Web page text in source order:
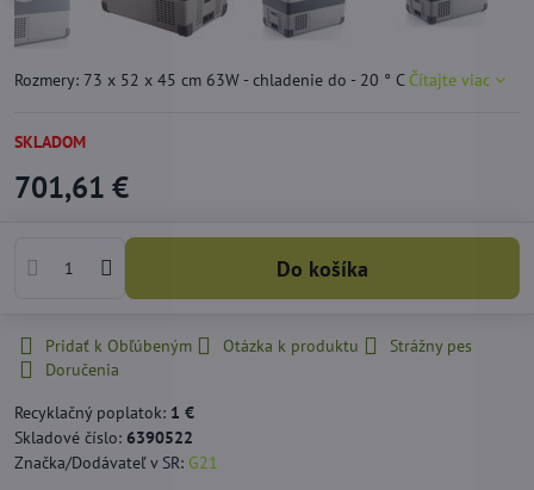
Rozmery: 73 x 52 x 45 cm 63W - chladenie do - 20 ° C Čítajte viac
SKLADOM
701,61 €
Do košíka
Pridať k Obľúbeným Otázka k produktu
Strážny pes
Doručenia
Recyklačný poplatok: 1 €
Skladové číslo: 6390522
Značka/Dodávateľ v SR: G21